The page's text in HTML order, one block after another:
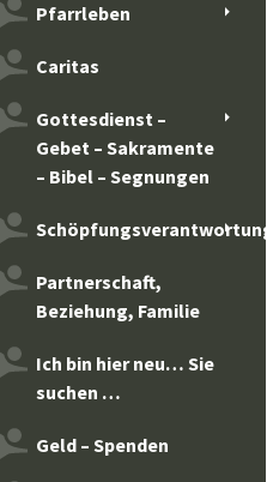
Pfarrleben
Caritas
Gottesdienst –
Gebet – Sakramente
– Bibel – Segnungen
Schöpfungsverantwortung
Partnerschaft,
Beziehung, Familie
Ich bin hier neu… Sie
suchen …
Geld – Spenden